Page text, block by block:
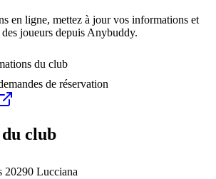
en ligne, mettez à jour vos informations et
joueurs depuis Anybuddy.
du club
de réservation
club
20290 Lucciana